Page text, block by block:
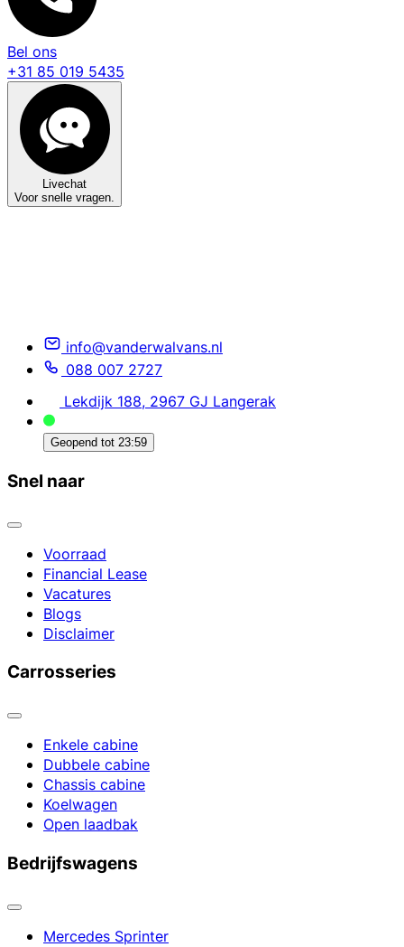
Bel ons
+31 85 019 5435
Livechat
Voor snelle vragen.
info@vanderwalvans.nl
088 007 2727
Lekdijk 188, 2967 GJ Langerak
Geopend tot 23:59
Snel naar
Voorraad
Financial Lease
Vacatures
Blogs
Disclaimer
Carrosseries
Enkele cabine
Dubbele cabine
Chassis cabine
Koelwagen
Open laadbak
Bedrijfswagens
Mercedes Sprinter